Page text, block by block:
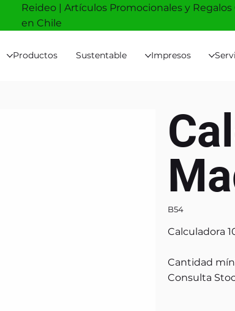
Productos Sustentable Impresos
Reideo | Artículos Promocionales y
en Chile
B54
Calculadora
Cantidad
Consulta